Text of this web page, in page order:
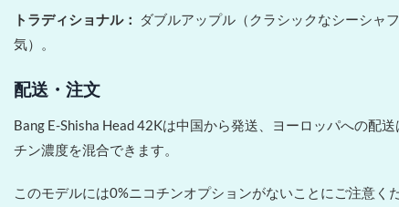
トラディショナル：
ダブルアップル（クラシックなシーシャ
気）。
配送・注文
Bang E-Shisha Head 42Kは中国から発送、ヨーロッパへの
チン濃度を混合できます。
このモデルには0%ニコチンオプションがないことにご注意く